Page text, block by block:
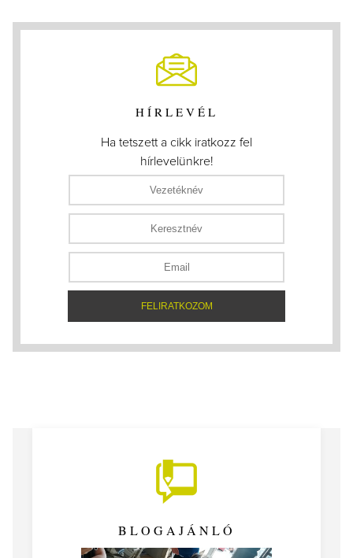
HÍRLEVÉL
Ha tetszett a cikk iratkozz fel
hírlevelünkre!
BLOGAJÁNLÓ